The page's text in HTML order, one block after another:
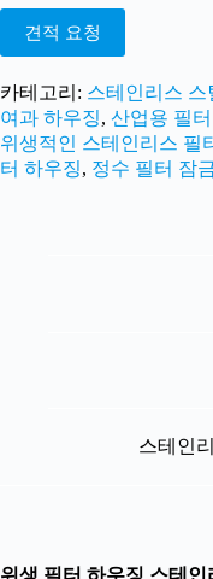
견적 요청
카테고리: 스테인리스 스
여과 하우징, 산업용 필
위생적인 스테인리스 필
터 하우징, 정수 필터 잠
스테인
위생 필터 하우징 스테